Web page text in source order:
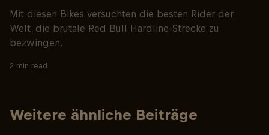
Mit diesen Bikes versuchten die besten Rider der
Welt, die brutale Red Bull Hardline-Strecke zu
bezwingen.
2 min read
Weitere ähnliche Beiträge